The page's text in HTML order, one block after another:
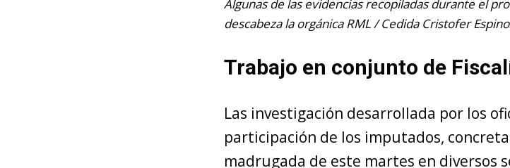
Algunas de las evidencias recopiladas durante el
descabeza la orgánica RML / Cedida Cristofer
Trabajo en conjunto de
Las investigación desarrollada por los
participación de los imputados,
madrugada de este martes en diversos